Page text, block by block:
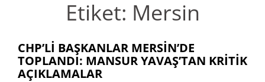
Etiket: Mersin
CHP’LI BAŞKANLAR MERSIN’DE
TOPLANDI: MANSUR YAVAŞ’TAN KRITIK
AÇIKLAMALAR